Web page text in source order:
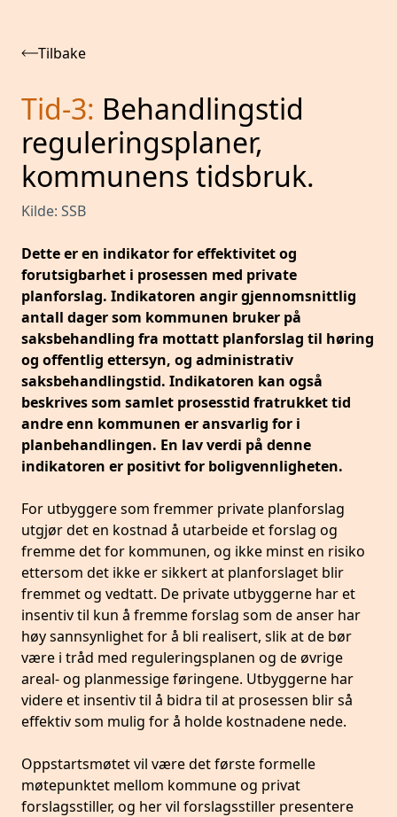
Tilbake
Tid-3: Behandlingstid
reguleringsplaner,
kommunens tidsbruk.
Kilde: SSB
Dette er en indikator for effektivitet og
forutsigbarhet i prosessen med private
planforslag. Indikatoren angir gjennomsnittlig
antall dager som kommunen bruker på
saksbehandling fra mottatt planforslag til høring
og offentlig ettersyn, og administrativ
saksbehandlingstid. Indikatoren kan også
beskrives som samlet prosesstid fratrukket tid
andre enn kommunen er ansvarlig for i
planbehandlingen. En lav verdi på denne
indikatoren er positivt for boligvennligheten.
For utbyggere som fremmer private planforslag
utgjør det en kostnad å utarbeide et forslag og
fremme det for kommunen, og ikke minst en risiko
ettersom det ikke er sikkert at planforslaget blir
fremmet og vedtatt. De private utbyggerne har et
insentiv til kun å fremme forslag som de anser har
høy sannsynlighet for å bli realisert, slik at de bør
være i tråd med reguleringsplanen og de øvrige
areal- og planmessige føringene. Utbyggerne har
videre et insentiv til å bidra til at prosessen blir så
effektiv som mulig for å holde kostnadene nede.
Oppstartsmøtet vil være det første formelle
møtepunktet mellom kommune og privat
forslagsstiller, og her vil forslagsstiller presentere